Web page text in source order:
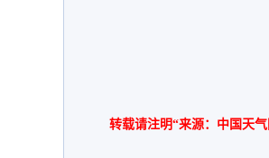
转载请注明“来源：中国天气